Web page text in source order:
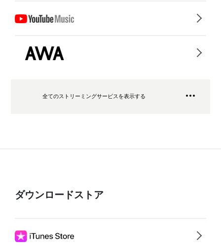
全てのストリーミングサービスを表示する
ダウンロードストア